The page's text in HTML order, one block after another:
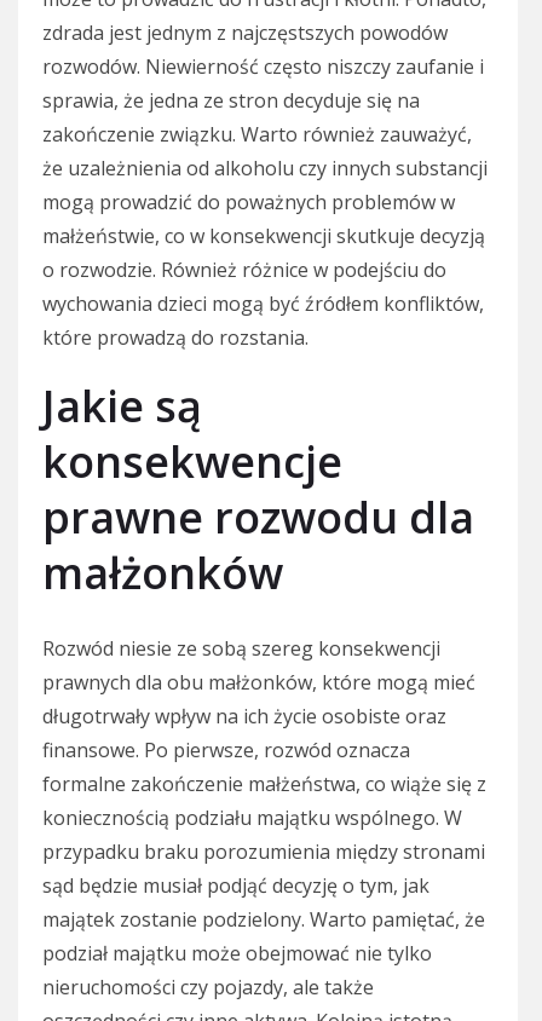
zdrada jest jednym z najczęstszych powodów
rozwodów. Niewierność często niszczy zaufanie i
sprawia, że jedna ze stron decyduje się na
zakończenie związku. Warto również zauważyć,
że uzależnienia od alkoholu czy innych substancji
mogą prowadzić do poważnych problemów w
małżeństwie, co w konsekwencji skutkuje decyzją
o rozwodzie. Również różnice w podejściu do
wychowania dzieci mogą być źródłem konfliktów,
które prowadzą do rozstania.
Jakie są
konsekwencje
prawne rozwodu dla
małżonków
Rozwód niesie ze sobą szereg konsekwencji
prawnych dla obu małżonków, które mogą mieć
długotrwały wpływ na ich życie osobiste oraz
finansowe. Po pierwsze, rozwód oznacza
formalne zakończenie małżeństwa, co wiąże się z
koniecznością podziału majątku wspólnego. W
przypadku braku porozumienia między stronami
sąd będzie musiał podjąć decyzję o tym, jak
majątek zostanie podzielony. Warto pamiętać, że
podział majątku może obejmować nie tylko
nieruchomości czy pojazdy, ale także